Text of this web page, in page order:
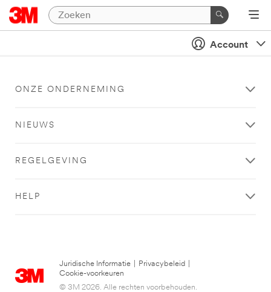
Account
ONZE ONDERNEMING
NIEUWS
REGELGEVING
HELP
Juridische Informatie Privacybeleid
Cookie-voorkeuren
© 3M 2026. Alle rechten voorbehouden.